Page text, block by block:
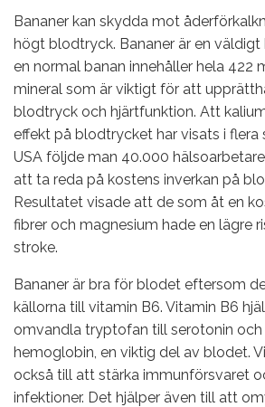
Bananer kan skydda mot
högt blodtryck. Bananer är en väldigt
en normal banan innehåller hela 422
mineral som är viktigt för att
blodtryck och hjärtfunktion. Att
effekt på blodtrycket har visats i flera
USA följde man 40.000
att ta reda på kostens inverkan på
Resultatet visade att de som åt en
fibrer och magnesium hade en lägre
stroke.
Bananer är bra för blodet eftersom
källorna till vitamin B6. Vitamin B6
omvandla tryptofan till serotonin
hemoglobin, en viktig del av blodet.
också till att stärka immunförsvaret
infektioner. Det hjälper även till att